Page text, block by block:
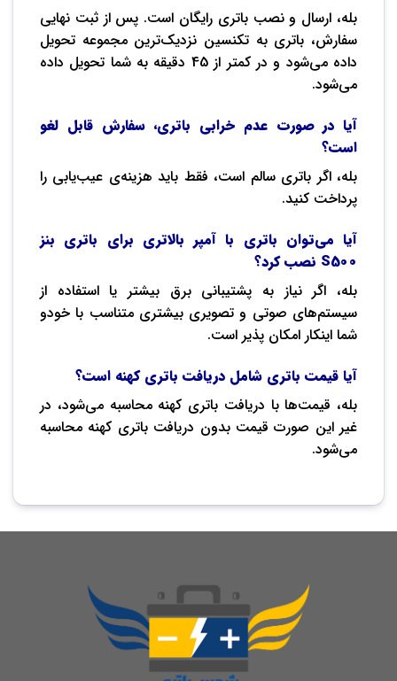
بله، ارسال و نصب باتری رایگان است. پس از ثبت نهایی
سفارش، باتری به تکنسین نزدیک‌ترین مجموعه تحویل
داده می‌شود و در کمتر از 45 دقیقه به شما تحویل داده
می‌شود.
آیا در صورت عدم خرابی باتری، سفارش قابل لغو
است؟
بله، اگر باتری سالم است، فقط باید هزینه‌ی عیب‌یابی را
پرداخت کنید.
آیا می‌توان باتری با آمپر بالاتری برای باتری بنز
S500 نصب کرد؟
بله، اگر نیاز به پشتیبانی برق بیشتر یا استفاده از
سیستم‌های صوتی و تصویری بیشتری متناسب با خودو
شما اینکار امکان پذیر است.
آیا قیمت باتری شامل دریافت باتری کهنه است؟
بله، قیمت‌ها با دریافت باتری کهنه محاسبه می‌شود، در
غیر این صورت قیمت بدون دریافت باتری کهنه محاسبه
می‌شود.